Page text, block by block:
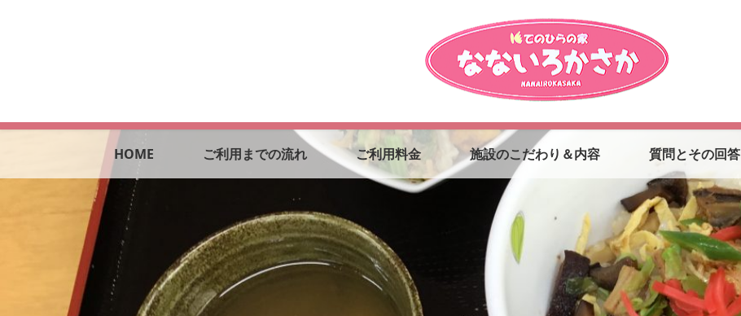
HOME ご利用までの流れ ご利用料金 施設のこだわり＆内容 質問とその回答